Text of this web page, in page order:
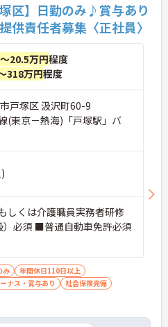
区】日勤のみ♪賞与あり
責任者募集〈正社員〉
20.5万円程度
318万円程度
戸塚区 汲沢町60-9
(東京－熱海)「戸塚駅」バ
しくは介護職員実務者研修
）必須 ■普通自動車免許必須
み
年間休日110日以上
ナス・賞与あり
社会保険完備